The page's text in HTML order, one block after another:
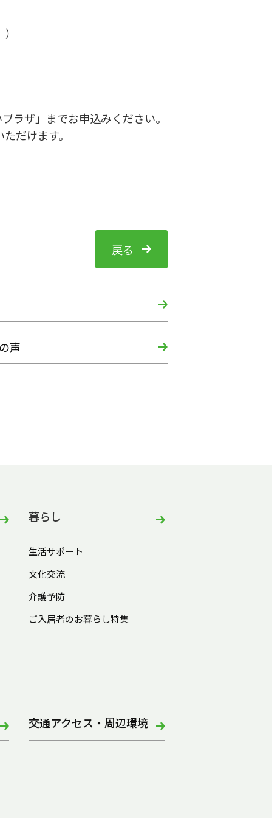
ラザ」までお申込みください。
だけます。
戻る
声
暮らし
生活サポート
文化交流
介護予防
ご入居者のお暮らし特集
交通アクセス・周辺環境